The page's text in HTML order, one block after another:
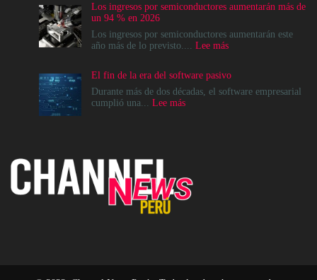
del
Data
Center
no
destino,
es
un
operativo
Los ingresos por semiconductores aumentarán más de
un 94 % en 2026
Los ingresos por semiconductores aumentarán este
año más de lo previsto.... Lee más:
por
semiconductores
El fin de la era del software pasivo
Durante más de dos décadas, el software empresarial
cumplió una... Lee más:
software
pasivo